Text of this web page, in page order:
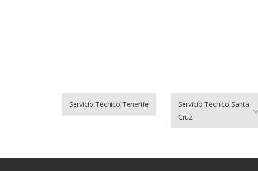
Servicio Técnico Tenerife
Servicio Técnico Santa
Cruz